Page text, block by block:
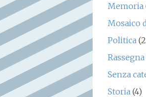
Memoria
Mosaico
Politica
Senza
Storia(4)